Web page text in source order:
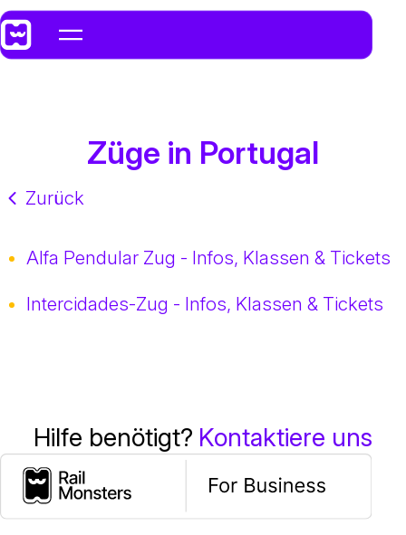
Züge in Portugal
Zurück
Alfa Pendular Zug - Infos, Klassen & Tickets
Intercidades-Zug - Infos, Klassen & Tickets
Hilfe benötigt? Kontaktiere uns